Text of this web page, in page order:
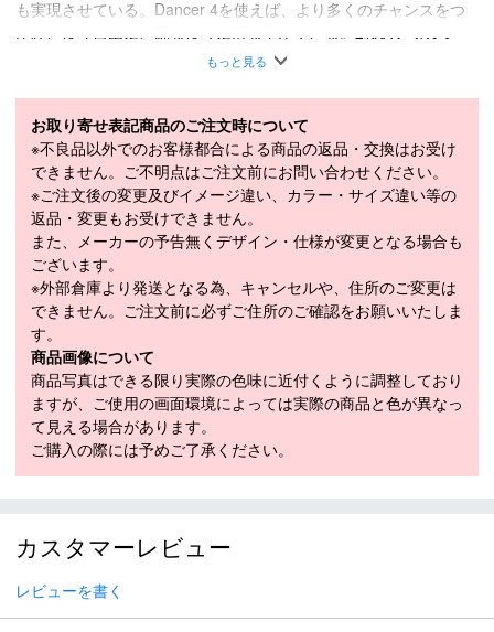
も実現させている。Dancer 4を使えば、より多くのチャンスをつ
トが、重さを感じさせずに安定感をスキーにもたらした。再生可能
ア製の構造を採用している。
軽量ポプラコア/XL 2.5 MMエッジ/デュアルスパンチタン/エリプテ
ィカルサイドカット
SPECIFICATION
モデル
LENGTH（cm）
179cm / 185cm / 191cm
SIDECUT（mm）
141-116-131mm
RADIUS（m）
23m(185cm）
WEIGHT（1/2g）
モデル年
2025-2026
スキー 注意事項
＊商品情報はディーラーカタログを基に表記しております。
＊製造の時期により、デザインが商品画像と異なる場合がご
ざいます。
もっと見る
お取り寄せ表記商品のご注文時について
※不良品以外でのお客様都合による商品の返品・交換はお受け
できません。ご不明点はご注文前にお問い合わせください。
※ご注文後の変更及びイメージ違い、カラー・サイズ違い等の
返品・変更もお受けできません。
また、メーカーの予告無くデザイン・仕様が変更となる場合も
ございます。
※外部倉庫より発送となる為、キャンセルや、住所のご変更は
できません。ご注文前に必ずご住所のご確認をお願いいたしま
す。
商品画像について
商品写真はできる限り実際の色味に近付くように調整しており
ますが、ご使用の画面環境によっては実際の商品と色が異なっ
て見える場合があります。
ご購入の際には予めご了承ください。
カスタマーレビュー
レビューを書く